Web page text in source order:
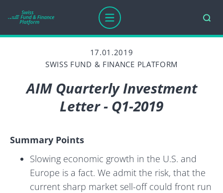
17.01.2019
SWISS FUND & FINANCE PLATFORM
AIM Quarterly Investment
Letter - Q1-2019
Summary Points
Slowing economic growth in the U.S. and
Europe is a fact. We admit the risk, that the
current sharp market sell-off could front run